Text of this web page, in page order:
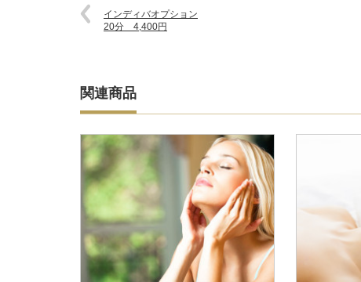
インディバオプション
20分 4,400円
関連商品